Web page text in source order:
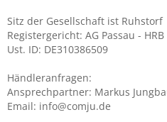
Sitz der Gesellschaft ist Ruhstorf
Registergericht: AG Passau - HRB
Ust. ID: DE310386509
Händleranfragen:
Ansprechpartner: Markus
Email: info@comju.de